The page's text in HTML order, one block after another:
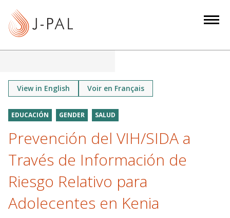
View in English Voir en Français
EDUCACIÓN GENDER SALUD
Prevención del VIH/SIDA a
Través de Información de
Riesgo Relativo para
Adolecentes en Kenia